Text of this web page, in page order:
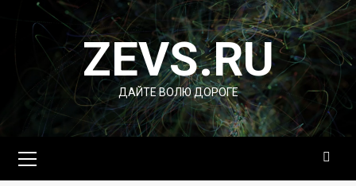
Перейти
содержимомуZEVS.RU
ДАЙТЕ ВОЛЮ ДОРОГЕ
меню